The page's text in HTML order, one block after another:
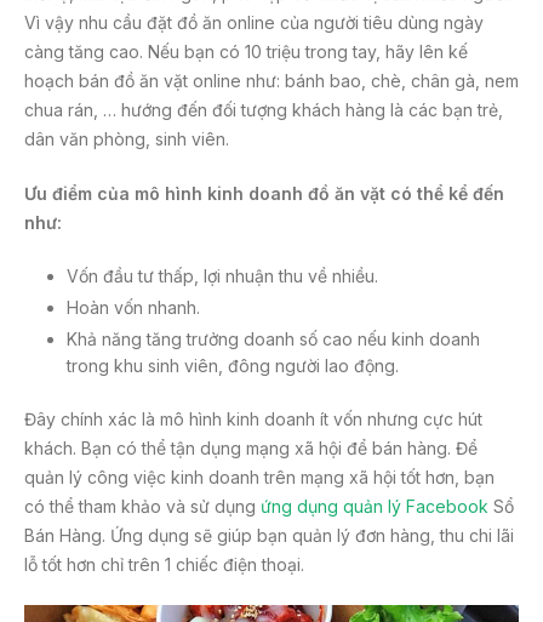
Vì vậy nhu cầu đặt đồ ăn online của người tiêu dùng ngày
càng tăng cao. Nếu bạn có 10 triệu trong tay, hãy lên kế
hoạch bán đồ ăn vặt online như: bánh bao, chè, chân gà, nem
chua rán, … hướng đến đối tượng khách hàng là các bạn trẻ,
dân văn phòng, sinh viên.
Ưu điểm của mô hình kinh doanh đồ ăn vặt có thể kể đến
như:
Vốn đầu tư thấp, lợi nhuận thu về nhiều.
Hoàn vốn nhanh.
Khả năng tăng trưởng doanh số cao nếu kinh doanh
trong khu sinh viên, đông người lao động.
Đây chính xác là mô hình kinh doanh ít vốn nhưng cực hút
khách. Bạn có thể tận dụng mạng xã hội để bán hàng. Để
quản lý công việc kinh doanh trên mạng xã hội tốt hơn, bạn
có thể tham khảo và sử dụng ứng dụng quản lý Facebook Sổ
Bán Hàng. Ứng dụng sẽ giúp bạn quản lý đơn hàng, thu chi lãi
lỗ tốt hơn chỉ trên 1 chiếc điện thoại.